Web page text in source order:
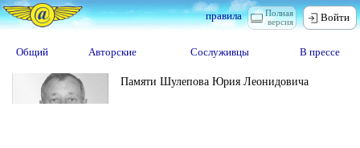
Полная
версия
правила Войти
Общий Авторские Сослуживцы В прессе
Памяти Шулепова Юрия Леонидовича